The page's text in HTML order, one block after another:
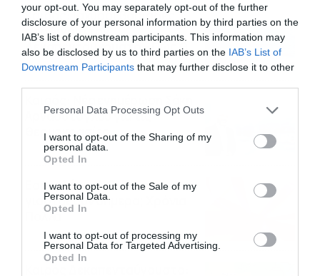
your opt-out. You may separately opt-out of the further
disclosure of your personal information by third parties on the
IAB’s list of downstream participants. This information may
also be disclosed by us to third parties on the IAB’s List of
Downstream Participants that may further disclose it to other
Please note that this website/app uses one or more Google
not limited to your visit or usage behaviour. You may click to
grant or deny consent to Google and its third-party tags to
use your data for below specified purposes in below Google
consent section.
Personal Data Processing Opt Outs
I want to opt-out of the Sharing of my
personal data.
Opted In
I want to opt-out of the Sale of my
Personal Data.
Opted In
I want to opt-out of processing my
Personal Data for Targeted Advertising.
Opted In
Καιρός: Ισχυροί βοριάδες
στο Αιγαίο τον
Δεκαπενταύγουστο – Πώς θα
κυλήσει η εβδομάδα
09/08/2026 19:59
Αρναούτογλου για τις
θερμοκρασίες
09/08/2026 10:52
Εορτολόγιο 9-8: Ποιοι
γιορτάζουν σήμερα; Χρόνια
Πολλά
09/08/2026 10:15